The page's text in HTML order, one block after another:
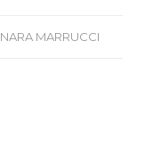
NARA MARRUCCI